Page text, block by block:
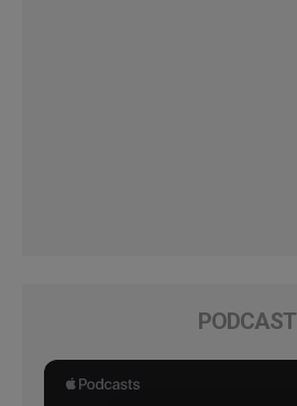
PODCAST